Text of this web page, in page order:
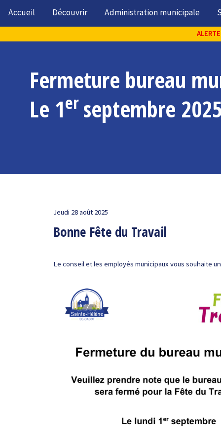
Accueil Découvrir Administration municipale
Fermeture bureau
Le 1er septembre 2025
Jeudi 28 août 2025
Bonne Fête du Travail
Le conseil et les employés municipaux vous souhaite